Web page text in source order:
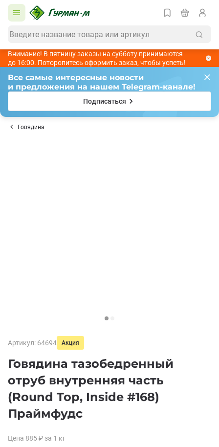
Внимание! В пятницу заказы на субботу принимаются
до 16:00. Поторопитесь оформить заказ, чтобы успеть!
Все самые интересные новости
и предложения на нашем Telegram-канале!
Подписаться
Говядина
Артикул: 64694 Акция
Говядина тазобедренный
отруб внутренняя часть
(Round Top, Inside #168)
Праймфудс
Цена 885₽ за 1 кг